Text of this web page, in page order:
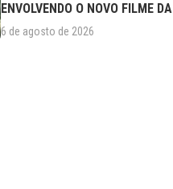
ENVOLVENDO O NOVO FILME DA
MARVEL
6 de agosto de 2026